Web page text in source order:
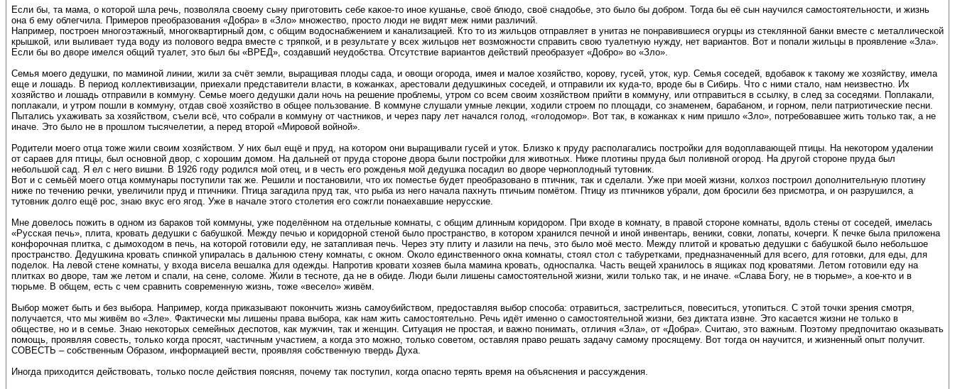
Если бы, та мама, о которой шла речь, позволяла своему сыну приготовить себе какое-то иное кушанье, своё блюдо, своё снадобье, это было бы добром. Тогда бы её сын научился самостоятельности, и жизнь
она б ему облегчила. Примеров преобразования «Добра» в «Зло» множество, просто люди не видят меж ними различий.
Например, построен многоэтажный, многоквартирный дом, с общим водоснабжением и канализацией. Кто то из жильцов отправляет в унитаз не понравившиеся огурцы из стеклянной банки вместе с металлической
крышкой, или выливает туда воду из полового ведра вместе с тряпкой, и в результате у всех жильцов нет возможности справить свою туалетную нужду, нет вариантов. Вот и попали жильцы в проявление «Зла».
Если бы во дворе имелся общий туалет, это был бы «ВРЕД», создавший неудобства. Отсутствие вариантов действий преобразует «Добро» во «Зло».
Семья моего дедушки, по маминой линии, жили за счёт земли, выращивая плоды сада, и овощи огорода, имея и малое хозяйство, корову, гусей, уток, кур. Семья соседей, вдобавок к такому же хозяйству, имела
еще и лошадь. В период коллективизации, приехали представители власти, в кожанках, арестовали дедушкиных соседей, и отправили их куда-то, вроде бы в Сибирь. Что с ними стало, нам неизвестно. Их
хозяйство и лошадь отправили в коммуну. Семье моего дедушки дали ночь на решение проблемы, утром со всем своим хозяйством прийти в коммуну, или отправиться в ссылку, в след за соседями. Поплакали,
поплакали, и утром пошли в коммуну, отдав своё хозяйство в общее пользование. В коммуне слушали умные лекции, ходили строем по площади, со знаменем, барабаном, и горном, пели патриотические песни.
Пытались ухаживать за хозяйством, съели всё, что собрали в коммуну от частников, и через пару лет начался голод, «голодомор». Вот так, в кожанках к ним пришло «Зло», потребовавшее жить только так, а не
иначе. Это было не в прошлом тысячелетии, а перед второй «Мировой войной».
Родители моего отца тоже жили своим хозяйством. У них был ещё и пруд, на котором они выращивали гусей и уток. Близко к пруду располагались постройки для водоплавающей птицы. На некотором удалении
от сараев для птицы, был основной двор, с хорошим домом. На дальней от пруда стороне двора были постройки для животных. Ниже плотины пруда был поливной огород. На другой стороне пруда был
небольшой сад. Я ел с него вишни. В 1926 году родился мой отец, и в честь его рожденья мой дедушка посадил во дворе черноплодный тутовник.
Вот и с семьёй моего отца коммунары поступили так же. Решили и постановили, что их поместье будет преобразовано в птичник, так и сделали. Уже при моей жизни, колхоз построил дополнительную плотину
ниже по течению речки, увеличили пруд и птичники. Птица загадила пруд так, что рыба из него начала пахнуть птичьим помётом. Птицу из птичников убрали, дом бросили без присмотра, и он разрушился, а
тутовник долго ещё рос, знаю вкус его ягод. Уже в начале этого столетия его сожгли понаехавшие нерусские.
Мне довелось пожить в одном из бараков той коммуны, уже поделённом на отдельные комнаты, с общим длинным коридором. При входе в комнату, в правой стороне комнаты, вдоль стены от соседей, имелась
«Русская печь», плита, кровать дедушки с бабушкой. Между печью и коридорной стеной было пространство, в котором хранился печной и иной инвентарь, веники, совки, лопаты, кочерги. К печке была приложена
конфорочная плитка, с дымоходом в печь, на которой готовили еду, не затапливая печь. Через эту плиту и лазили на печь, это было моё место. Между плитой и кроватью дедушки с бабушкой было небольшое
пространство. Дедушкина кровать спинкой упиралась в дальнюю стену комнаты, с окном. Около единственного окна комнаты, стоял стол с табуретками, предназначенный для всего, для готовки, для еды, для
поделок. На левой стене комнаты, у входа висела вешалка для одежды. Напротив кровати хозяев была мамина кровать, односпалка. Часть вещей хранилось в ящиках под кроватями. Летом готовили еду на
плитках во дворе, там же летом и спали, на сене, соломе. Жили в тесноте, да не в обиде. Люди были лишены самостоятельной жизни, жили только так, и не иначе. «Слава Богу, не в тюрьме», а кое-кто и в
тюрьме. В общем, есть с чем сравнить современную жизнь, тоже «весело» живём.
Выбор может быть и без выбора. Например, когда приказывают покончить жизнь самоубийством, предоставляя выбор способа: отравиться, застрелиться, повеситься, утопиться. С этой точки зрения смотря,
получается, что мы живём во «Зле». Фактически мы лишены права выбора, как нам жить самостоятельно. Речь идёт именно о самостоятельной жизни, без диктата извне. Это касается жизни не только в
обществе, но и в семье. Знаю некоторых семейных деспотов, как мужчин, так и женщин. Ситуация не простая, и важно понимать, отличия «Зла», от «Добра». Считаю, это важным. Поэтому предпочитаю оказывать
помощь, проявляя совесть, только когда просят, частичным участием, а когда это можно, только советом, оставляя право решать задачу самому просящему. Вот тогда он научится, и жизненный опыт получит.
СОВЕСТЬ – собственным Образом, информацией вести, проявляя собственную твердь Духа.
Иногда приходится действовать, только после действия поясняя, почему так поступил, когда опасно терять время на объяснения и рассуждения.